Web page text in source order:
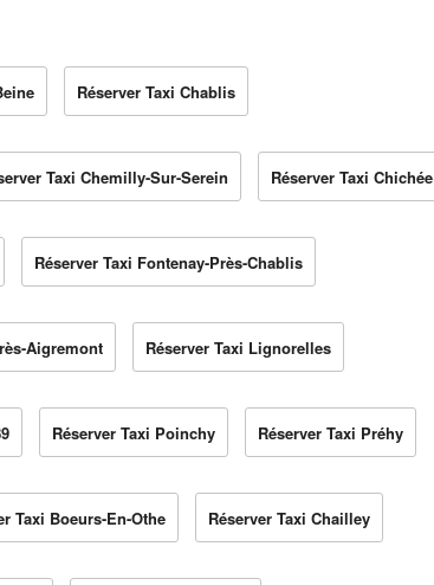
Réserver Taxi Chablis
Taxi Chemilly-Sur-Serein Réserver Taxi Chichée
Réserver Taxi Fontenay-Près-Chablis
Aigremont Réserver Taxi Lignorelles
Réserver Taxi Poinchy Réserver Taxi Préhy
Taxi Boeurs-En-Othe Réserver Taxi Chailley